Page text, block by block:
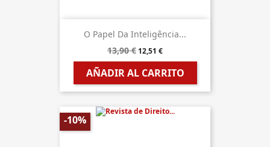
O Papel Da Inteligência...
13,90 € 12,51 €
AÑADIR AL CARRITO
-10%